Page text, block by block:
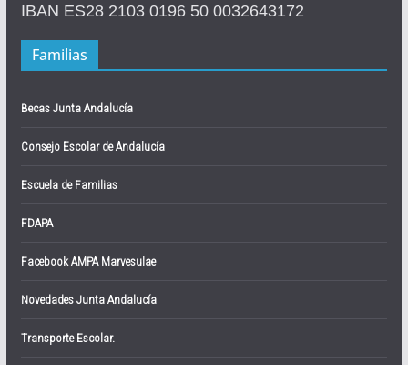
IBAN ES28 2103 0196 50 0032643172
Familias
Becas Junta Andalucía
Consejo Escolar de Andalucía
Escuela de Familias
FDAPA
Facebook AMPA Marvesulae
Novedades Junta Andalucía
Transporte Escolar.